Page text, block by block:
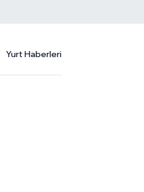
Yurt Haberleri